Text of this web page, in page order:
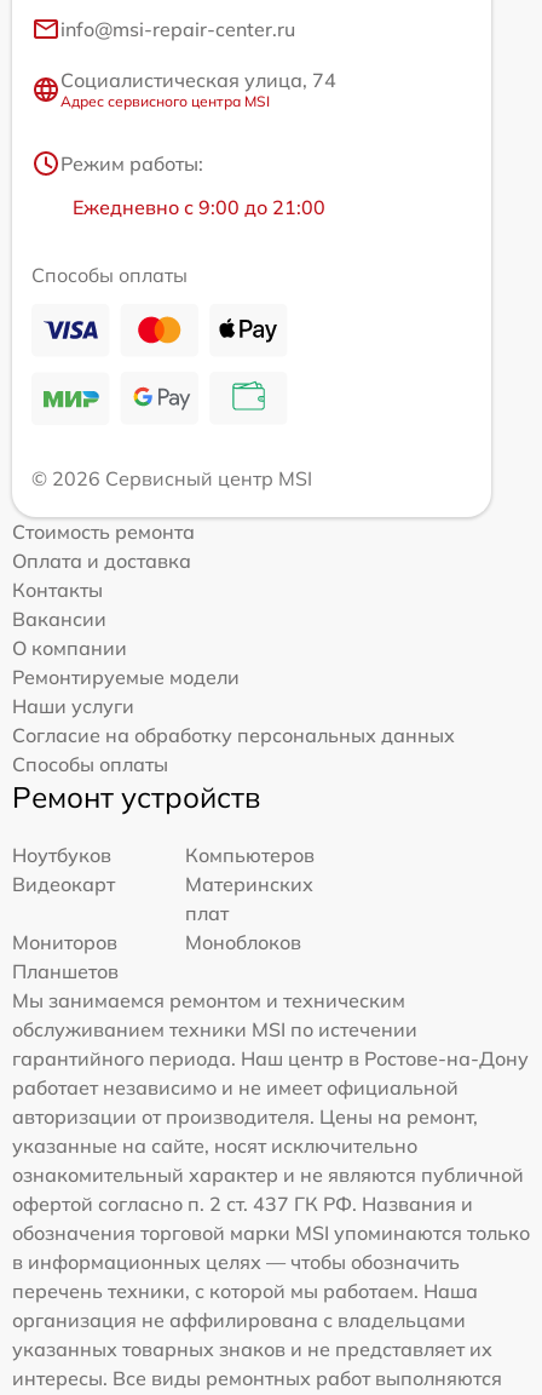
info@msi-repair-center.ru
Социалистическая улица, 74
Адрес сервисного центра MSI
Режим работы:
Ежедневно с 9:00 до 21:00
Способы оплаты
© 2026 Сервисный центр MSI
Стоимость ремонта
Оплата и доставка
Контакты
Вакансии
О компании
Ремонтируемые модели
Наши услуги
Согласие на обработку персональных данных
Способы оплаты
Ремонт устройств
Ноутбуков
Компьютеров
Видеокарт
Материнских
плат
Мониторов
Моноблоков
Планшетов
Мы занимаемся ремонтом и техническим
обслуживанием техники MSI по истечении
гарантийного периода. Наш центр в Ростове-на-Дону
работает независимо и не имеет официальной
авторизации от производителя. Цены на ремонт,
указанные на сайте, носят исключительно
ознакомительный характер и не являются публичной
офертой согласно п. 2 ст. 437 ГК РФ. Названия и
обозначения торговой марки MSI упоминаются только
в информационных целях — чтобы обозначить
перечень техники, с которой мы работаем. Наша
организация не аффилирована с владельцами
указанных товарных знаков и не представляет их
интересы. Все виды ремонтных работ выполняются